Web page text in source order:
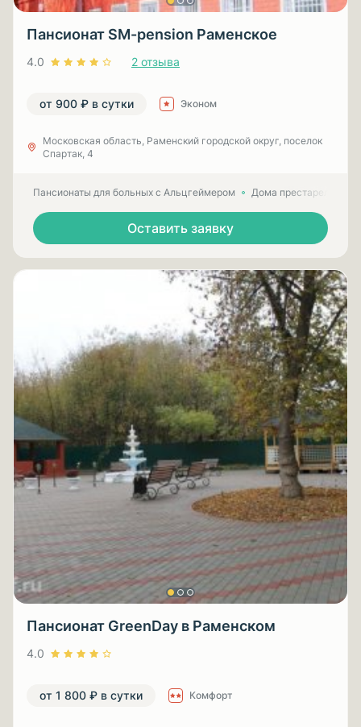
Пансионат SM-pension Раменское
4.0 2 отзыва
от 900 ₽ в сутки Эконом
Московская область, Раменский городской округ, поселок
Спартак, 4
Пансионаты для больных с Альцгеймером Дома престарелых
Оставить заявку
Пансионат GreenDay в Раменском
4.0
от 1 800 ₽ в сутки Комфорт